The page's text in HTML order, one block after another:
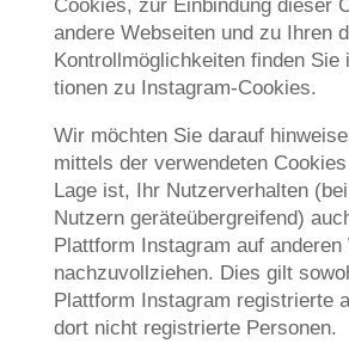
Coo­kies, zur Ein­bin­dung die­ser
ande­re Web­sei­ten und zu Ihren
Kon­troll­mög­lich­kei­ten fin­den
tio­nen zu Instagram-Cookies.
Wir möch­ten Sie dar­auf
mit­tels der ver­wen­de­ten
Lage ist, Ihr Nut­zer­ver­hal­ten
Nut­zern gerä­te­über­grei­fend)
Platt­form Insta­gram auf ande­ren
nach­zu­voll­zie­hen. Dies gilt
Platt­form Insta­gram regi­strier­te
dort nicht regi­strier­te Personen.